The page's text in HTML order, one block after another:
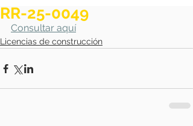
RR-25-0049
Consultar aquí
Licencias de construcción